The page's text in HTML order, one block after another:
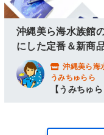
沖縄美ら海水族館
にした定番＆新商
ら】
沖縄美ら海
うみちゅらら
【うみちゅ